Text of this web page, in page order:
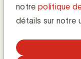
notre politique
détails sur notre
6 FÉVRIER 2024